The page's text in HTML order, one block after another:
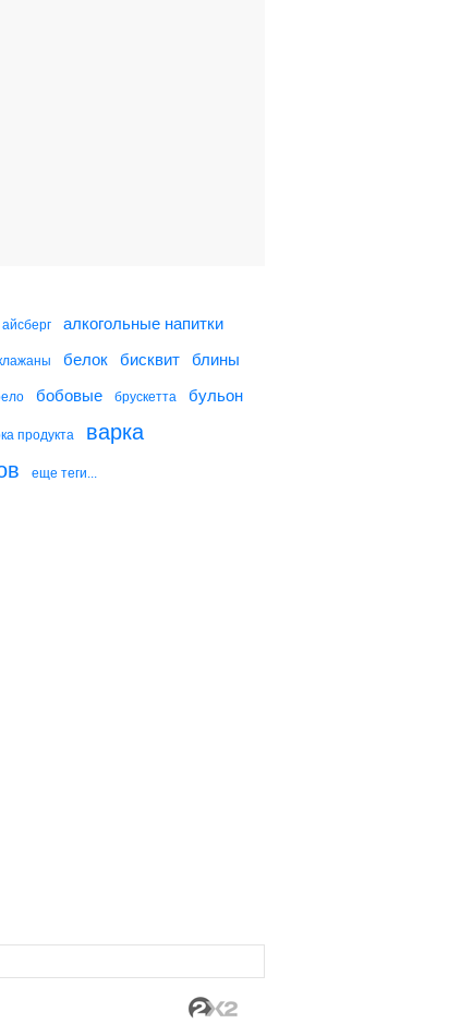
Шоколадный торт с
кабачком
айсберг алкогольные напитки
белок бисквит блины
бобовые брускетта бульон
продукта
варка
еще теги...